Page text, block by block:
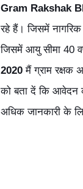
Gram Rakshak
रहे हैं। जिसमें
जिसमें आयु सीमा 40
2020 मैं ग्राम रक्षक
को बता दें कि आवेदन
अधिक जानकारी के